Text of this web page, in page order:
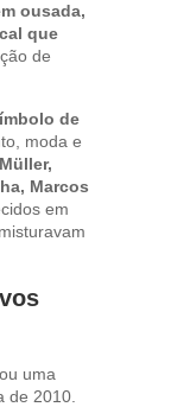
ousada,
que
de
de
moda e
Marcos
em
uma
de 2010.